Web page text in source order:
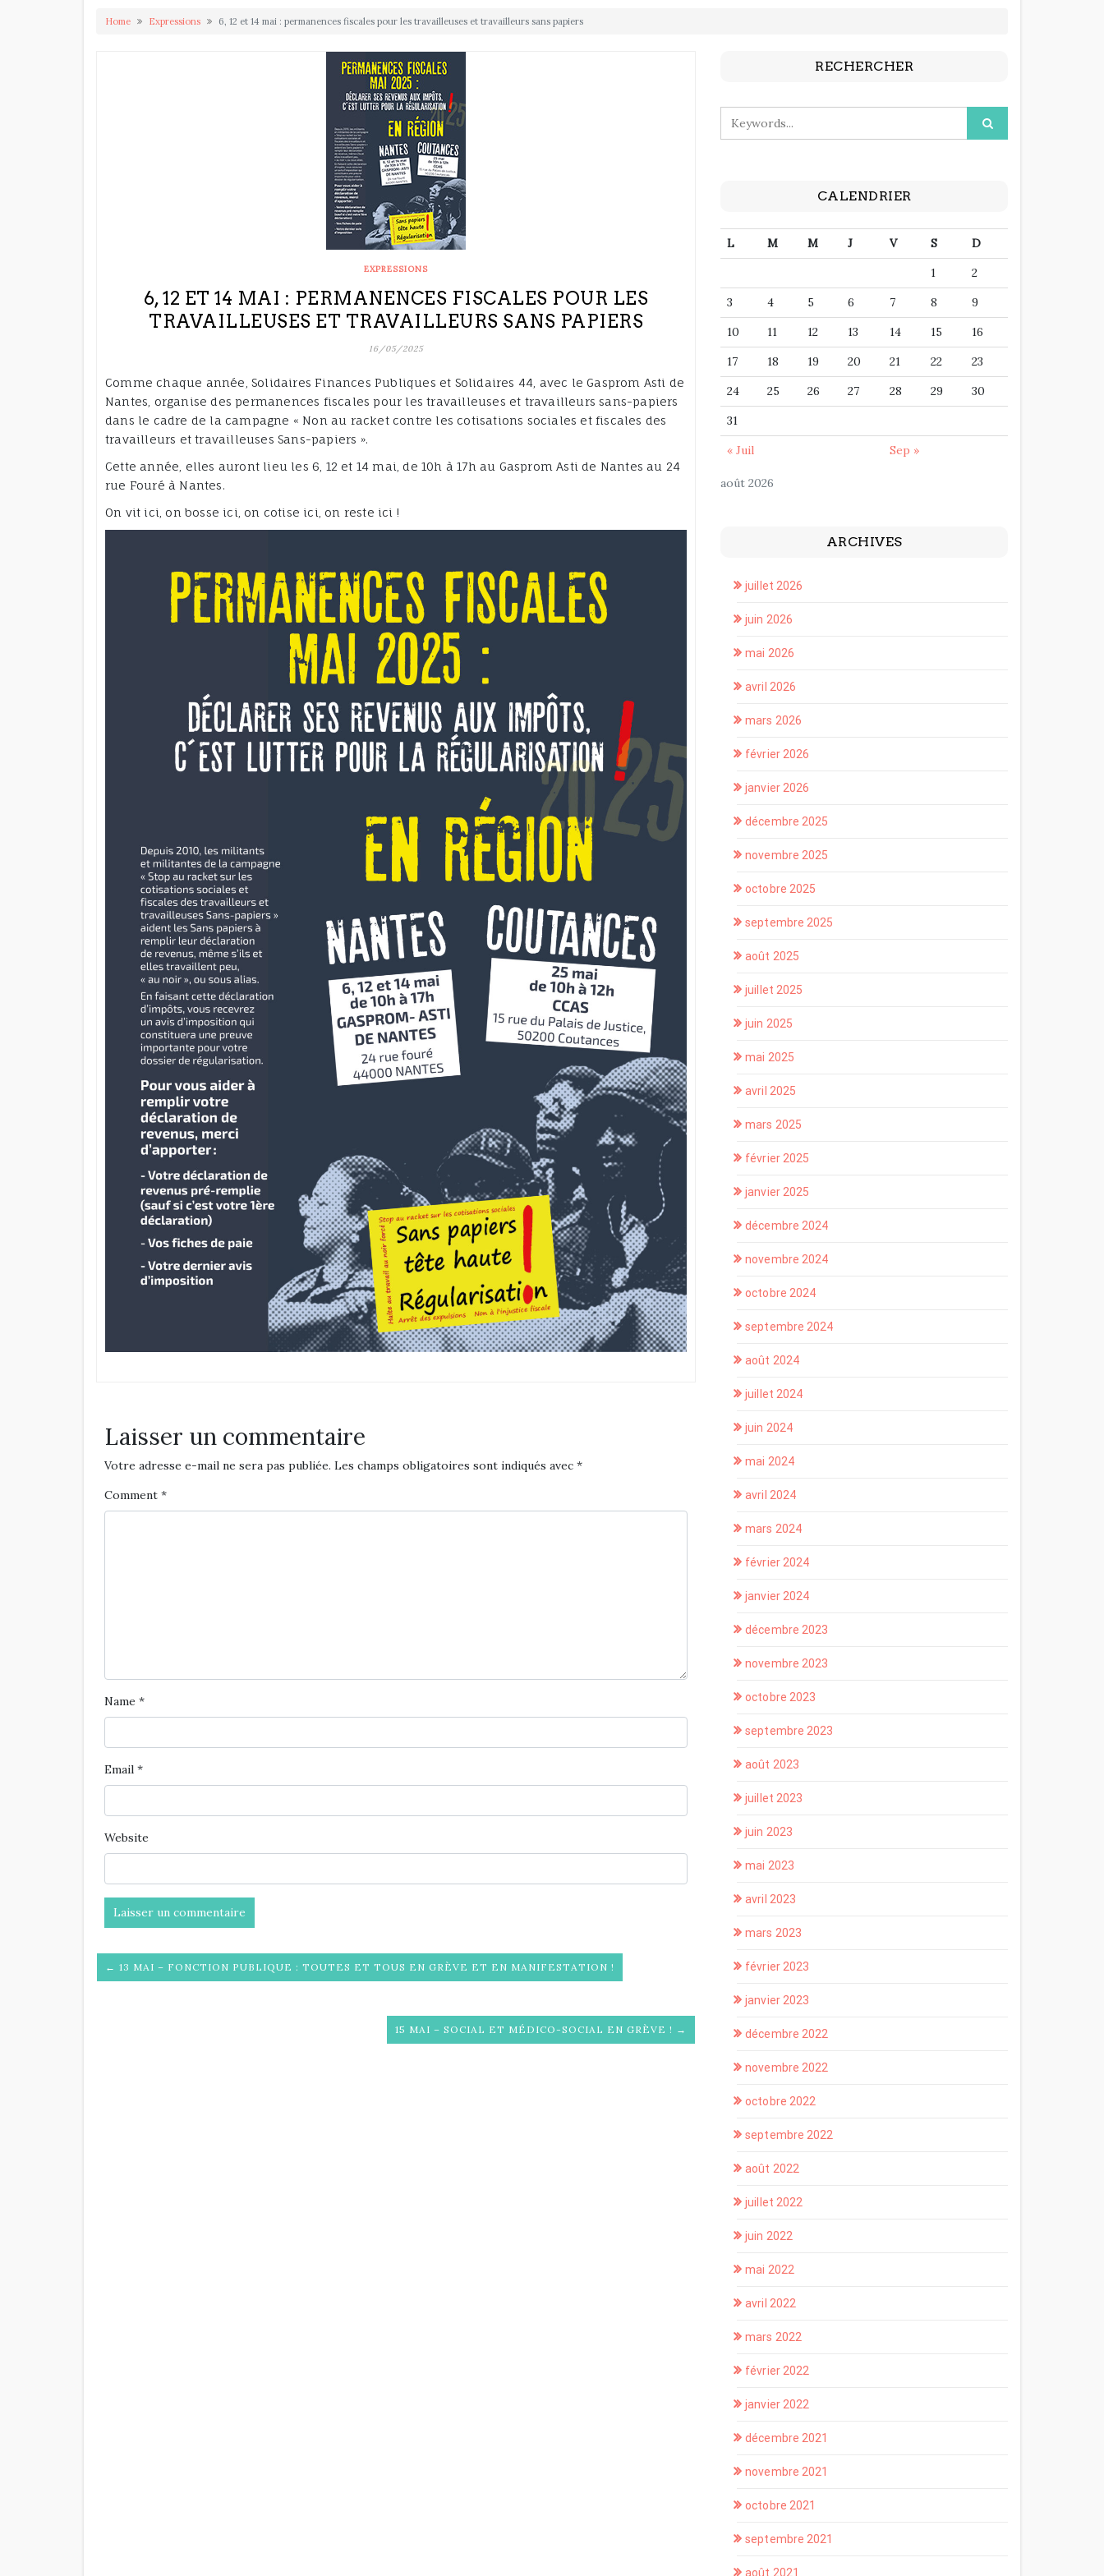
Home Expressions 6, 12 et 14 mai : permanences fiscales pour les travailleuses et travailleurs sans papiers
EXPRESSIONS
6, 12 ET 14 MAI : PERMANENCES FISCALES POUR LES
TRAVAILLEUSES ET TRAVAILLEURS SANS PAPIERS
16/05/2025
Comme chaque année, Solidaires Finances Publiques et Solidaires 44, avec le Gasprom Asti de
Nantes, organise des permanences fiscales pour les travailleuses et travailleurs sans-papiers
dans le cadre de la campagne « Non au racket contre les cotisations sociales et fiscales des
travailleurs et travailleuses Sans-papiers ».
Cette année, elles auront lieu les 6, 12 et 14 mai, de 10h à 17h au Gasprom Asti de Nantes au 24
rue Fouré à Nantes.
On vit ici, on bosse ici, on cotise ici, on reste ici !
Laisser un commentaire
Votre adresse e-mail ne sera pas publiée. Les champs obligatoires sont indiqués avec *
Comment *
Name *
Email *
Website
← 13 MAI – FONCTION PUBLIQUE : TOUTES ET TOUS EN GRÈVE ET EN MANIFESTATION !
15 MAI – SOCIAL ET MÉDICO-SOCIAL EN GRÈVE ! →
RECHERCHER
CALENDRIER
août 2026
L M M J V S
D
1
2
3
4 5 6 7 8
9
10
11 12 13 14 15
16
17
18 19 20 21 22
23
24
25 26 27 28 29
30
31
« Juil
Sep »
ARCHIVES
juillet 2026
juin 2026
mai 2026
avril 2026
mars 2026
février 2026
janvier 2026
décembre 2025
novembre 2025
octobre 2025
septembre 2025
août 2025
juillet 2025
juin 2025
mai 2025
avril 2025
mars 2025
février 2025
janvier 2025
décembre 2024
novembre 2024
octobre 2024
septembre 2024
août 2024
juillet 2024
juin 2024
mai 2024
avril 2024
mars 2024
février 2024
janvier 2024
décembre 2023
novembre 2023
octobre 2023
septembre 2023
août 2023
juillet 2023
juin 2023
mai 2023
avril 2023
mars 2023
février 2023
janvier 2023
décembre 2022
novembre 2022
octobre 2022
septembre 2022
août 2022
juillet 2022
juin 2022
mai 2022
avril 2022
mars 2022
février 2022
janvier 2022
décembre 2021
novembre 2021
octobre 2021
septembre 2021
août 2021